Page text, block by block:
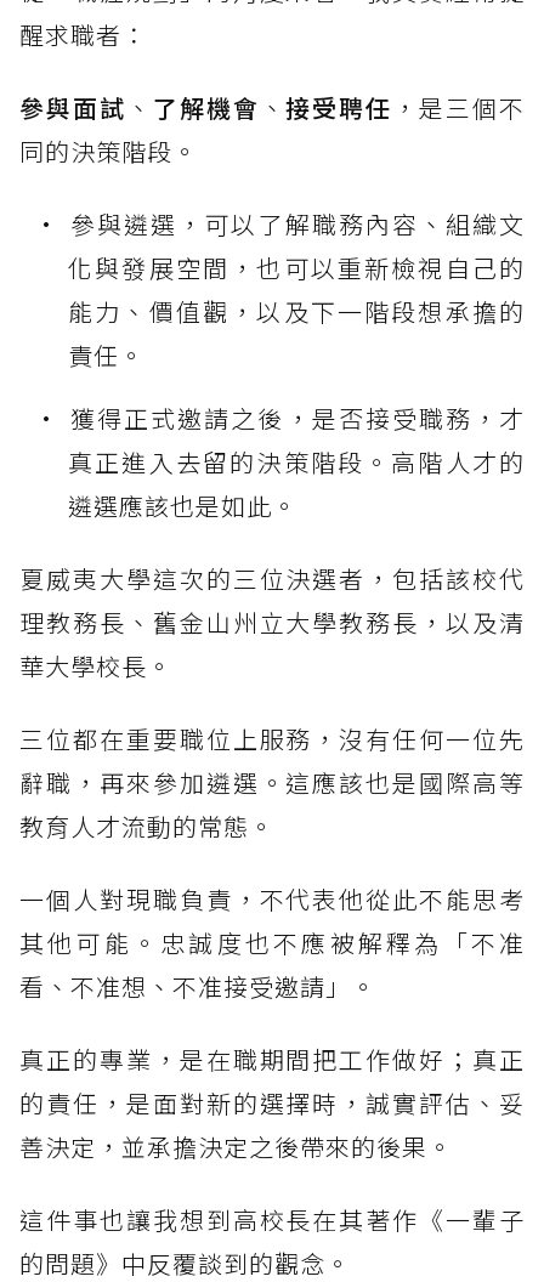
醒求職者：
參與面試 、 了解機會 、接受聘任 ，是三個不
同的決策階段。
參與遴選，可以了解職務內容、組織文
化與發展空間，也可以重新檢視自己的
能力、價值觀，以及下一階段想承擔的
責任。
獲得正式邀請之後，是否接受職務，才
真正進入去留的決策階段。高階人才的
遴選應該也是如此。
夏威夷大學這次的三位決選者，包括該校代
理教務長、舊金山州立大學教務長，以及清
華大學校長。
三位都在重要職位上服務，沒有任何一位先
辭職，再來參加遴選。這應該也是國際高等
教育人才流動的常態。
一個人對現職負責，不代表他從此不能思考
其他可能。忠誠度也不應被解釋為「不准
看、不准想、不准接受邀請」。
真正的專業，是在職期間把工作做好；真正
的責任，是面對新的選擇時，誠實評估、妥
善決定，並承擔決定之後帶來的後果。
這件事也讓我想到高校長在其著作《一輩子
的問題》中反覆談到的觀念。